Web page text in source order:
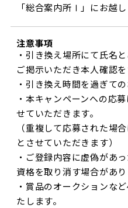
「総合案内所Ⅰ」にお越し
注意事項
・引き換え場所にて氏名
ご掲示いただき本人確認
・引き換え時間を過ぎて
・本キャンペーンへの応
せていただきます。
（重複して応募された場
とさせていただきます）
・ご登録内容に虚偽があ
資格を取り消す場合があり
・賞品のオークションな
たします。